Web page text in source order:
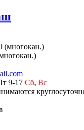
(многокан.)
9-17 Сб, Вс